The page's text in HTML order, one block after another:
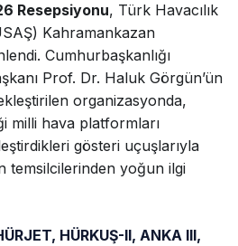
Resepsiyonu, Türk Havacılık
Kahramankazan
Cumhurbaşkanlığı
Prof. Dr. Haluk Görgün’ün
organizasyonda,
milli hava platformları
gösteri uçuşlarıyla
temsilcilerinden yoğun ilgi
HÜRKUŞ-II, ANKA III,